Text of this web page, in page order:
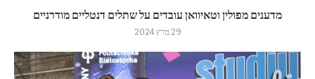
מדענים מפולין וטאיוואן עובדים על שתלים דנטליים מודרניים
29 מרץ 2024